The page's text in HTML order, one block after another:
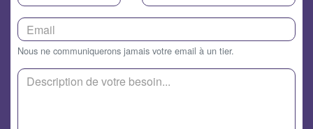
Nous ne communiquerons jamais votre email à un tier.